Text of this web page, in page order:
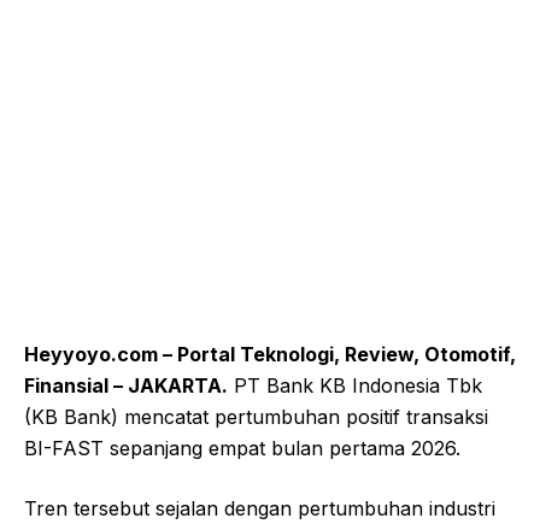
Heyyoyo.com – Portal Teknologi, Review, Otomotif,
Finansial – JAKARTA. PT Bank KB Indonesia Tbk
(KB Bank) mencatat pertumbuhan positif transaksi
BI-FAST sepanjang empat bulan pertama 2026.
Tren tersebut sejalan dengan pertumbuhan industri